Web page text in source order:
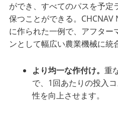
ができ、すべてのパスを予定
保つことができる。CHCNAV
に作られた一例で、アフター
ンとして幅広い農業機械に統
より均一な作付け。重
で、1回あたりの投入
性を向上させます。